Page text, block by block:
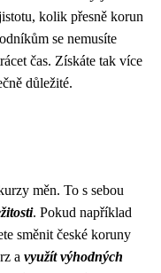
kolik přesně korun
se nemusíte
čas. Získáte tak více
důležité.
měn. To s sebou
. Pokud například
směnit české koruny
a využít výhodných